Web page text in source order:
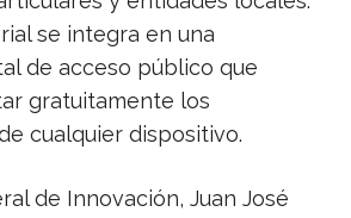
se integra en una
de acceso público que
gratuitamente los
cualquier dispositivo.
de Innovación, Juan José